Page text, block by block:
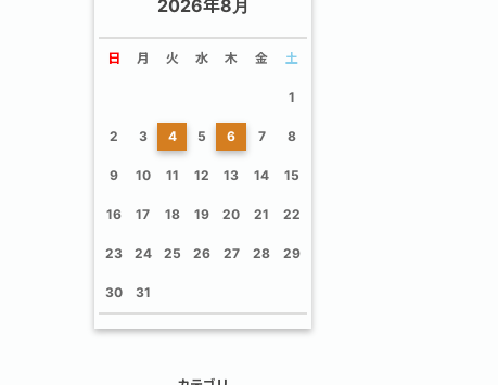
2026年8月
日 月 火 水 木 金 土
1
2 3 4 5 6 7 8
9 10 11 12 13 14 15
16 17 18 19 20 21 22
23 24 25 26 27 28 29
30 31